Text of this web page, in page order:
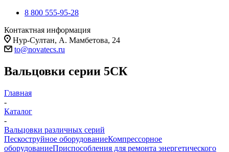
8 800 555-95-28
Контактная информация
Нур-Султан, А. Мамбетова, 24
to@novatecs.ru
Вальцовки серии 5СК
Главная
-
Каталог
-
Вальцовки различных серий
Пескоструйное оборудованиеКомпрессорное
оборудованиеПриспособления для ремонта энергетического